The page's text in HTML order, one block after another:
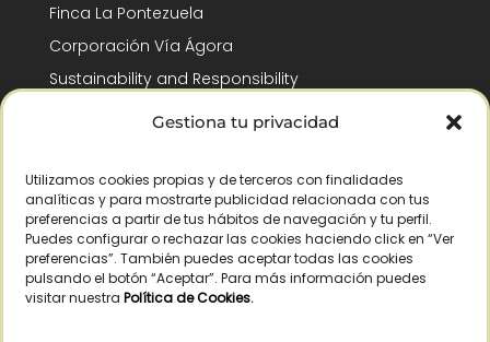
Gestiona tu privacidad
Utilizamos cookies propias y de terceros con finalidades
analíticas y para mostrarte publicidad relacionada con tus
preferencias a partir de tus hábitos de navegación y tu perfil.
Puedes configurar o rechazar las cookies haciendo click en “Ver
preferencias”. También puedes aceptar todas las cookies
pulsando el botón “Aceptar”. Para más información puedes
visitar nuestra Política de Cookies.
Finca La Pontezuela
Corporación Vía Ágora
Sustainability and Responsibility
CSR and Fundación Gómez-Pintado
Recognitions